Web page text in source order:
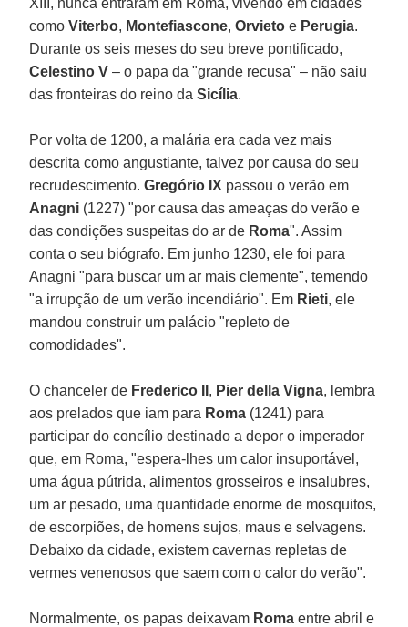
comoViterbo, Montefiascone,Orvieto e Perugia.
Durante os seis meses do seu breve pontificado,
Celestino V– o papa da "grande recusa" – não saiu
das fronteiras do reino daSicília.
Por volta de 1200, a malária era cada vez mais
descrita como angustiante, talvez por causa do seu
recrudescimento.Gregório IX passou o verão em
Anagni (1227) "por causa das ameaças do verão e
das condições suspeitas do ar de Roma". Assim
conta o seu biógrafo. Em junho 1230, ele foi para
Anagni "para buscar um ar mais clemente", temendo
"a irrupção de um verão incendiário". Em Rieti, ele
mandou construir um palácio "repleto de
comodidades".
O chanceler de Frederico II , Pier della Vigna, lembra
aos prelados que iam para Roma (1241) para
participar do concílio destinado a depor o imperador
que, em Roma, "espera-lhes um calor insuportável,
uma água pútrida, alimentos grosseiros e insalubres,
um ar pesado, uma quantidade enorme de mosquitos,
de escorpiões, de homens sujos, maus e selvagens.
Debaixo da cidade, existem cavernas repletas de
vermes venenosos que saem com o calor do verão".
Normalmente, os papas deixavam Roma entre abril e